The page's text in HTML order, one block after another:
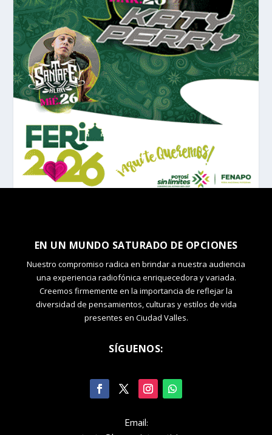
EN UN MUNDO SATURADO DE OPCIONES
Nuestro compromiso radica en brindar a nuestra audiencia
una experiencia radiofónica enriquecedora y variada.
Creemos firmemente en la importancia de reflejar la
diversidad de pensamientos, culturas y estilos de vida
presentes en Ciudad Valles.
SÍGUENOS:
Email: